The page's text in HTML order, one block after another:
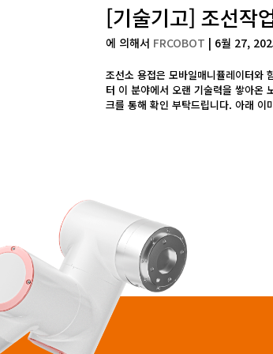
[기술기고] 조선작
에 의해서 FRCOBOT | 6월 27,
조선소 용접은 모바일매니퓰레이터와
터 이 분야에서 오랜 기술력을 쌓아온
크를 통해 확인 부탁드립니다. 아래 이